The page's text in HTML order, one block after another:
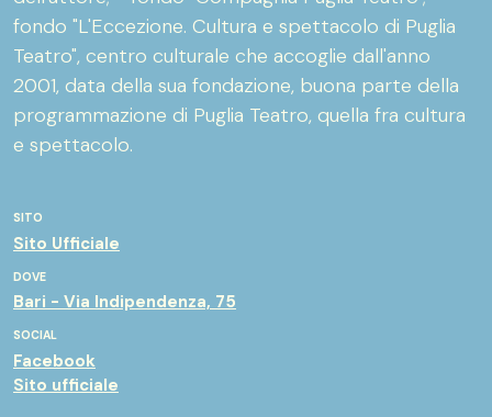
SITO
Sito Ufficiale
DOVE
Bari - Via Indipendenza, 75
SOCIAL
Facebook
Sito ufficiale
fondo "L'Eccezione. Cultura e spettacolo di Puglia
Teatro", centro culturale che accoglie dall'anno
2001, data della sua fondazione, buona parte della
programmazione di Puglia Teatro, quella fra cultura
e spettacolo.